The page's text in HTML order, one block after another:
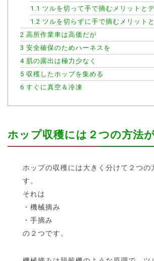
1.1 ツルを切って手で摘むメリットと
1.2 ツルを切らずに手で摘むメリット
2 高所作業車は高価だが
3 安全確保のためハーネスを
4 肌の露出は極力少なく
5 収穫したホップを集める
6 すぐに真空＆冷凍
ホップ収穫には２つの方法
ホップの収穫には大きく分けて２つの
す。
それは
・機械摘み
・手摘み
の２つです。